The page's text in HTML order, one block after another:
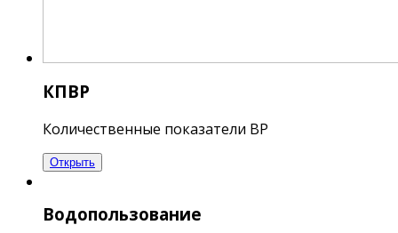
КПВР
Количественные показатели ВР
Открыть
Водопользование